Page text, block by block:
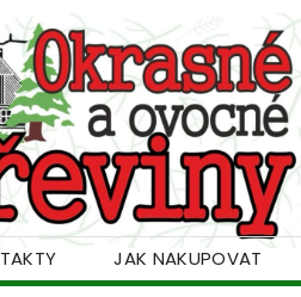
JAK NAKUPOVAT